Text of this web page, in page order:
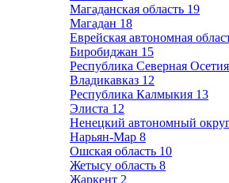
Магаданская область 19
Магадан 18
Еврейская автономная
Биробиджан 15
Республика Северная
Владикавказ 12
Республика Калмыкия 13
Элиста 12
Ненецкий автономный
Нарьян-Мар 8
Ошская область 10
Жетысу область 8
Жаркент 2